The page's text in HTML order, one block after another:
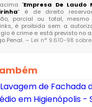
"Empresa De Laudo
" é de direito
parcial ou total, mesmo
é proibida sem a
é crime e está previsto no
Penal. – Lei n° 9.610-98